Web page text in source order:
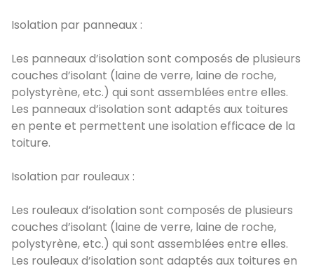
Isolation par panneaux :
Les panneaux d’isolation sont composés de plusieurs
couches d’isolant (laine de verre, laine de roche,
polystyrène, etc.) qui sont assemblées entre elles.
Les panneaux d’isolation sont adaptés aux toitures
en pente et permettent une isolation efficace de la
toiture.
Isolation par rouleaux :
Les rouleaux d’isolation sont composés de plusieurs
couches d’isolant (laine de verre, laine de roche,
polystyrène, etc.) qui sont assemblées entre elles.
Les rouleaux d’isolation sont adaptés aux toitures en